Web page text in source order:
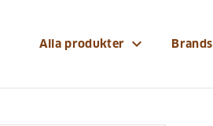
Alla produkter expand_more Brands